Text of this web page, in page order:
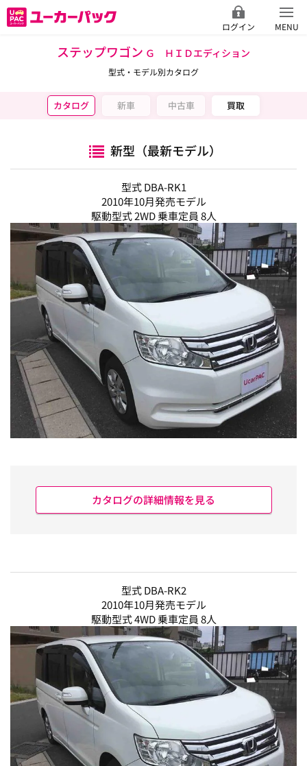
ログイン MENU
ステップワゴン Ｇ ＨＩＤエディション
型式・モデル別カタログ
カタログ 新車 中古車 買取
新型（最新モデル）
型式 DBA-RK1
2010年10月発売モデル
駆動型式 2WD 乗車定員 8人
カタログの詳細情報を見る
型式 DBA-RK2
2010年10月発売モデル
駆動型式 4WD 乗車定員 8人